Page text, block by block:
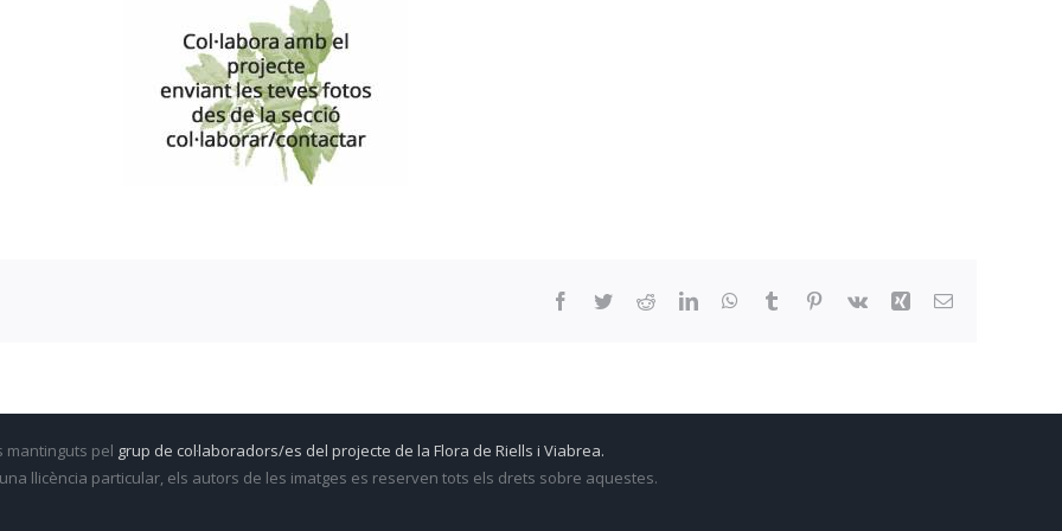
Facebook
TwitterRedditLinkedInWhatsApp
Tumblr Pinterest
Vk Xing Email:
mantinguts pel grup de col·laboradors/es del projecte de la Flora de Riells i Viabrea.
llicència particular, els autors de les imatges es reserven tots els drets sobre aquestes.